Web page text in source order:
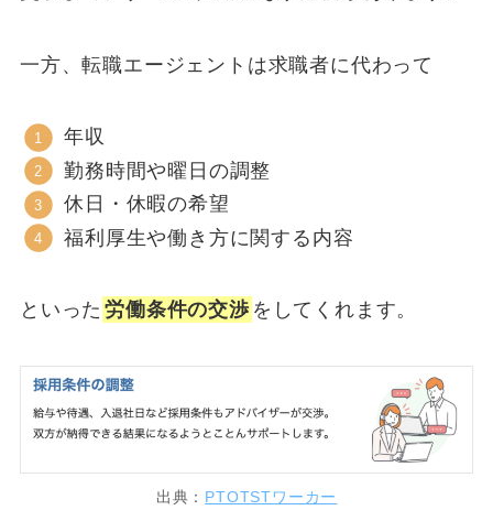
一方、転職エージェントは求職者に代わって
年収
勤務時間や曜日の調整
休日・休暇の希望
福利厚生や働き方に関する内容
といった 労働条件の交渉 をしてくれます。
出典： PTOTSTワーカー